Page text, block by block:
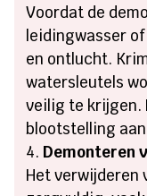
Voordat de
leidingwasser
en ontlucht.
watersleutels
veilig te krijgen.
blootstelling
Demonteren
Het verwijderen